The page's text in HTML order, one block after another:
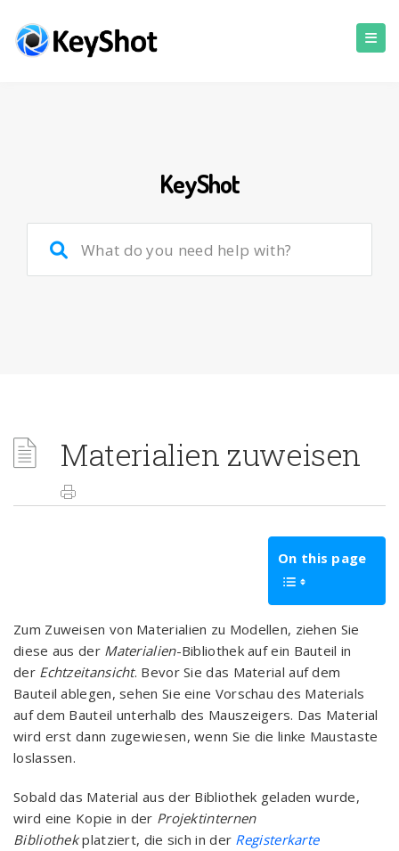
KeyShot
Materialien zuweisen
On this page
Zum Zuweisen von Materialien zu Modellen, ziehen Sie
diese aus der Materialien-Bibliothek auf ein Bauteil in
der Echtzeitansicht. Bevor Sie das Material auf dem
Bauteil ablegen, sehen Sie eine Vorschau des Materials
auf dem Bauteil unterhalb des Mauszeigers. Das Material
wird erst dann zugewiesen, wenn Sie die linke Maustaste
loslassen.
Sobald das Material aus der Bibliothek geladen wurde,
wird eine Kopie in der Projektinternen
Bibliothekplatziert, die sich in der Registerkarte